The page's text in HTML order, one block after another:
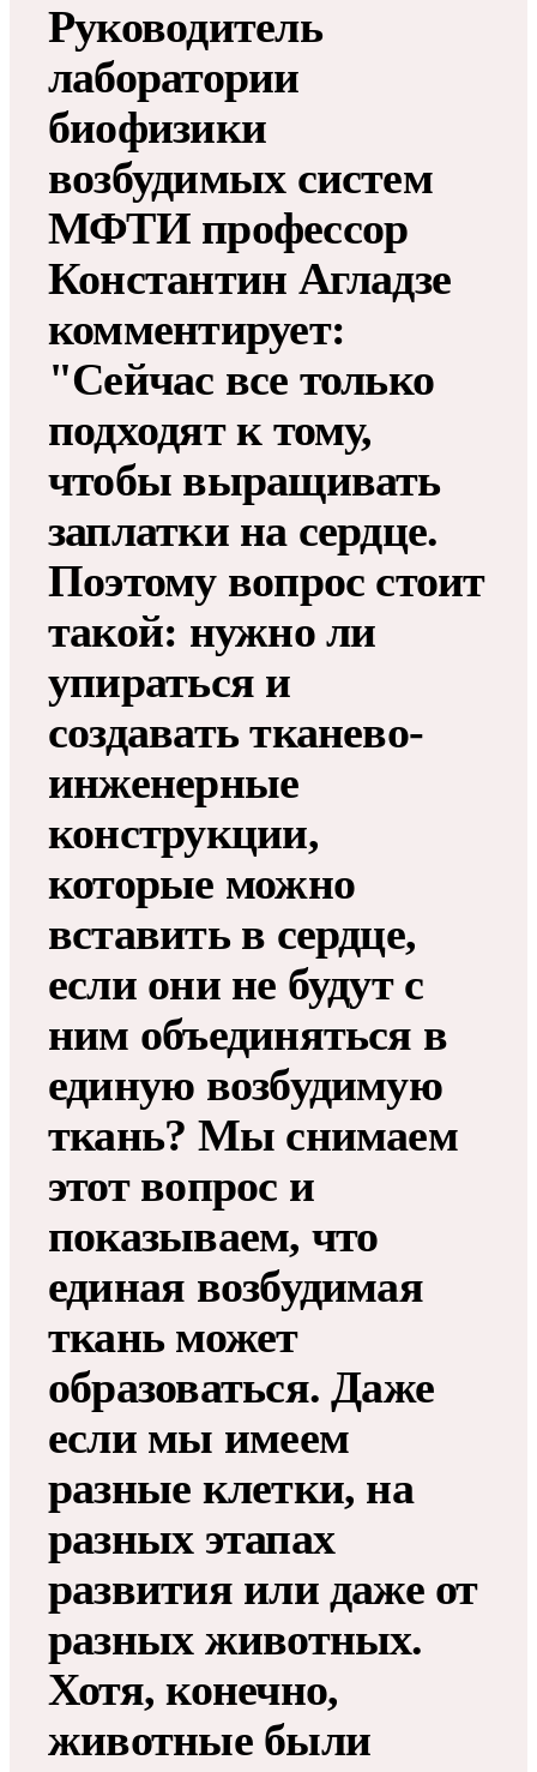
Руководитель
лаборатории
биофизики
возбудимых систем
МФТИ профессор
Константин Агладзе
комментирует:
"Сейчас все только
подходят к тому,
чтобы выращивать
заплатки на сердце.
Поэтому вопрос стоит
такой: нужно ли
упираться и
создавать тканево-
инженерные
конструкции,
которые можно
вставить в сердце,
если они не будут с
ним объединяться в
единую возбудимую
ткань? Мы снимаем
этот вопрос и
показываем, что
единая возбудимая
ткань может
образоваться. Даже
если мы имеем
разные клетки, на
разных этапах
развития или даже от
разных животных.
Хотя, конечно,
животные были